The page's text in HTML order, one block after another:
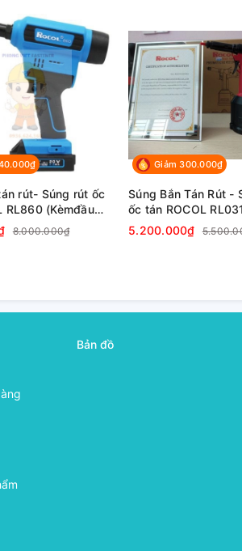
ráp sửa chữa
rút- Súng rút ốc
RL860 (Kèmđầu
8.000.000₫
Giảm 300.000₫
Súng Bắn Tán Rút -
ốc tán ROCOL
5.200.000₫
Bản đồ